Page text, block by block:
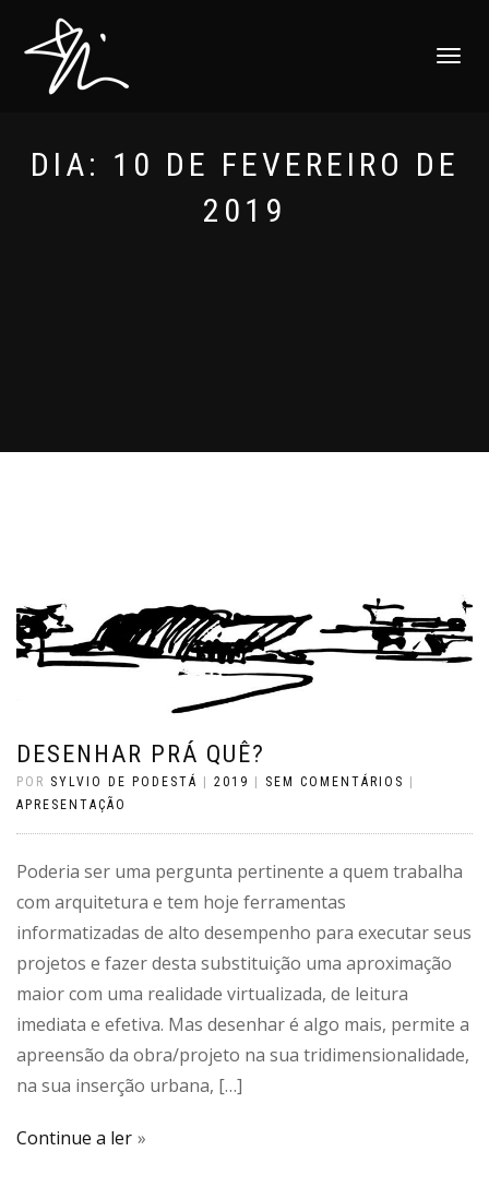
ALTERNAR
DIA: 10 DE FEVEREIRO DE
2019
DESENHAR PRÁ QUÊ?
POR SYLVIO DE PODESTÁ 2019 SEM COMENTÁRIOS
APRESENTAÇÃO
Poderia ser uma pergunta pertinente a quem trabalha
com arquitetura e tem hoje ferramentas
informatizadas de alto desempenho para executar seus
projetos e fazer desta substituição uma aproximação
maior com uma realidade virtualizada, de leitura
imediata e efetiva. Mas desenhar é algo mais, permite a
apreensão da obra/projeto na sua tridimensionalidade,
na sua inserção urbana, […]
Continue a ler